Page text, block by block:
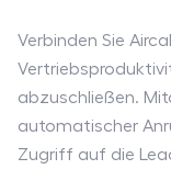
Verbinden Sie
abzuschließen.
automatischer
Zugriff auf die